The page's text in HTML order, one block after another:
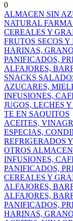
0
ALMACEN SIN
NATURAL FARMA
CEREALES Y
FRUTOS SECOS
HARINAS,
PANIFICADOS,
ALFAJORES,
SNACKS
AZUCARES,
INFUSIONES,
JUGOS, LECHES
TE EN SAQUITOS
ACEITES,
ESPECIAS,
REFRIGERADOS
OTROS ALMACEN
INFUSIONES,
PANIFICADOS,
CEREALES Y
ALFAJORES,
ALFAJORES,
PANIFICADOS,
HARINAS,